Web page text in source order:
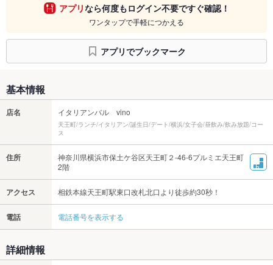
アプリなら何度もログイン不要ですぐ確認！
ワンタップで手軽につかえる
アプリでブックマーク
基本情報
店名 イタリアンバル vino
天王町/ランチ/イタリアン/誕生日/デート/横浜/女子会/昼飲み/飲み放題/コー
ス
住所
神奈川県横浜市保土ケ谷区天王町２-46-6プルミエ天王町
2階
アクセス 相鉄本線天王町駅東口改札北口より徒歩約30秒！
電話 電話番号を表示する
詳細情報